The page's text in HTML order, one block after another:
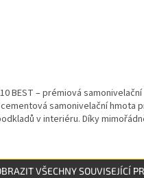
BEST – prémiová
samonivelační hmota
v interiéru. Díky
VŠECHNY SOUVISEJÍCÍ